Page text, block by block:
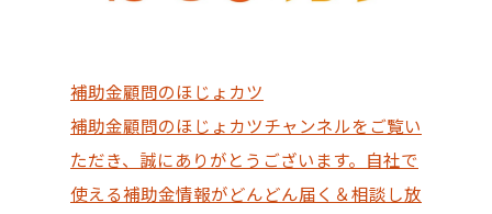
補助金顧問のほじょカツ
補助金顧問のほじょカツチャンネルをご覧い
ただき、誠にありがとうございます。自社で
使える補助金情報がどんどん届く＆相談し放